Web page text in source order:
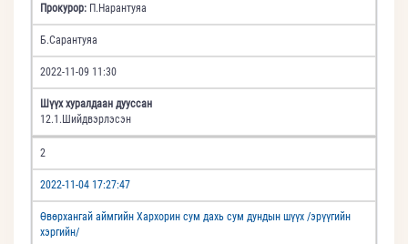
Прокурор: П.Нарантуяа
Б.Сарантуяа
2022-11-09 11:30
Шүүх хуралдаан дууссан
12.1.Шийдвэрлэсэн
2
2022-11-04 17:27:47
Өвөрхангай аймгийн Хархорин сум дахь сум дундын шүүх /эрүүгийн
хэргийн/